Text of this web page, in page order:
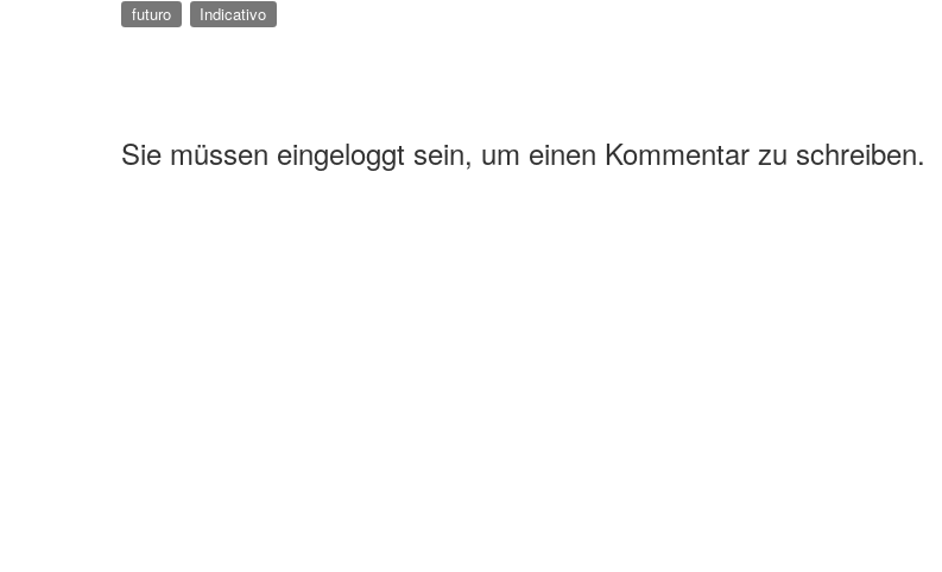
futuro Indicativo
Sie müssen eingeloggt sein, um einen Kommentar zu schreiben.